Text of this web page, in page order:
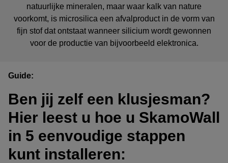
natuurlijke mineralen, maar waar kalk van nature
voorkomt, is microsilica een afvalproduct in de vorm van
fijn stof dat ontstaat wanneer silicium wordt gewonnen
voor de productie van bijvoorbeeld elektronica.
Guide:
Ben jij zelf een klusjesman?
Hier leest u hoe u SkamoWall
in 5 eenvoudige stappen
kunt installeren: